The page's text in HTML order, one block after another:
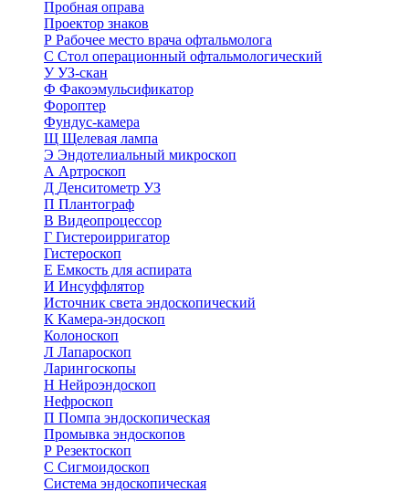
Пробная оправа
Проектор знаков
Р Рабочее место врача офтальмолога
С Стол операционный офтальмологический
УУЗ-скан
Ф Факоэмульсификатор
Фороптер
Фундус-камера
Щ Щелевая лампа
Э Эндотелиальный микроскоп
А Артроскоп
Д Денситометр УЗ
П Плантограф
В Видеопроцессор
Г Гистероирригатор
Гистероскоп
Е Емкость для аспирата
И Инсуффлятор
Источник света эндоскопический
К Камера-эндоскоп
Колоноскоп
Л Лапароскоп
Ларингоскопы
Н Нейроэндоскоп
Нефроскоп
П Помпа эндоскопическая
Промывка эндоскопов
Р Резектоскоп
С Сигмоидоскоп
Система эндоскопическая